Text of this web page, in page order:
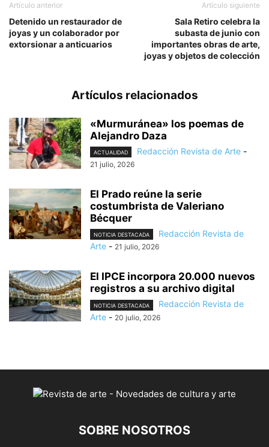
Artículo anterior
Detenido un restaurador de
joyas y un colaborador por
extorsionar a anticuarios
Artículo siguiente
Sala Retiro celebra la
subasta de junio con
importantes obras de arte,
joyas y objetos de colección
Artículos relacionados
«Murmuránea» los poemas de
Alejandro Daza
ACTUALIDAD Redacción Revista de Arte -
21 julio, 2026
El Prado reúne la serie
costumbrista de Valeriano
Bécquer
NOTICIA DESTACADA
Redacción Revista de
Arte - 21 julio, 2026
El IPCE incorpora 20.000 nuevos
registros a su archivo digital
NOTICIA DESTACADA
Redacción Revista de
Arte - 20 julio, 2026
SOBRE NOSOTROS